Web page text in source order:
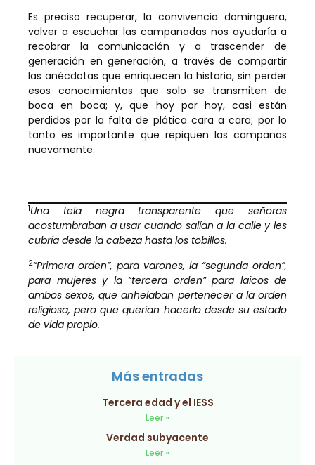
Es preciso recuperar, la convivencia dominguera,
volver a escuchar las campanadas nos ayudaría a
recobrar la comunicación y a trascender de
generación en generación, a través de compartir
las anécdotas que enriquecen la historia, sin perder
esos conocimientos que solo se transmiten de
boca en boca; y, que hoy por hoy, casi están
perdidos por la falta de plática cara a cara; por lo
tanto es importante que repiquen las campanas
nuevamente.
1Una tela negra transparente que señoras
acostumbraban a usar cuando salían a la calle y les
cubría desde la cabeza hasta los tobillos.
2“Primera orden”, para varones, la “segunda orden”,
para mujeres y la “tercera orden” para laicos de
ambos sexos, que anhelaban pertenecer a la orden
religiosa, pero que querían hacerlo desde su estado
de vida propio.
Más entradas
Tercera edad y el IESS
Leer »
Verdad subyacente
Leer »